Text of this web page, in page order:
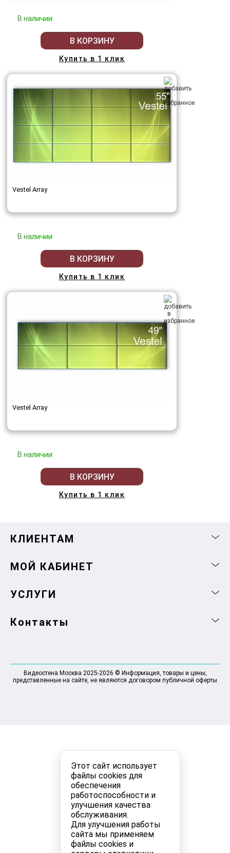
Этот сайт использует
файлы cookies для
обеспечения
работоспособности и
улучшения качества
обслуживания.
Для улучшения работы
сайта мы применяем
файлы cookies и
В наличии
В КОРЗИНУ
Купить в 1 клик
Vestel Array
В наличии
В КОРЗИНУ
Купить в 1 клик
Vestel Array
В наличии
В КОРЗИНУ
Купить в 1 клик
КЛИЕНТАМ
МОЙ КАБИНЕТ
УСЛУГИ
Контакты
Видеостена Москва 2025-2026 © Информация, товары и цены,
представленные на сайте, не являются договором публичной оферты